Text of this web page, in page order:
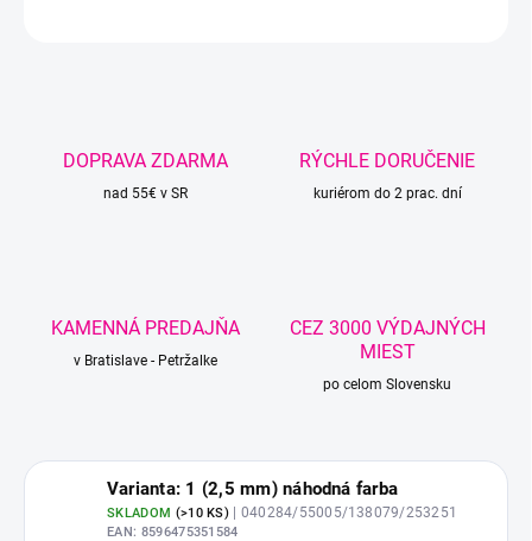
DOPRAVA ZDARMA
nad 55€ v SR
RÝCHLE DORUČENIE
kuriérom do 2 prac. dní
KAMENNÁ PREDAJŇA
v Bratislave - Petržalke
CEZ 3000 VÝDAJNÝCH
MIEST
po celom Slovensku
Varianta: 1 (2,5 mm) náhodná farba
SKLADOM (>10 KS) | 040284/55005/138079/253251
EAN: 8596475351584